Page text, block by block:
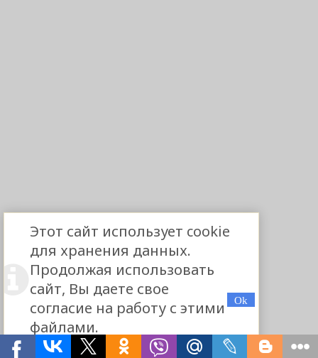
Этот сайт использует cookie
для хранения данных.
Продолжая использовать
сайт, Вы даете свое
согласие на работу с этими
файлами.